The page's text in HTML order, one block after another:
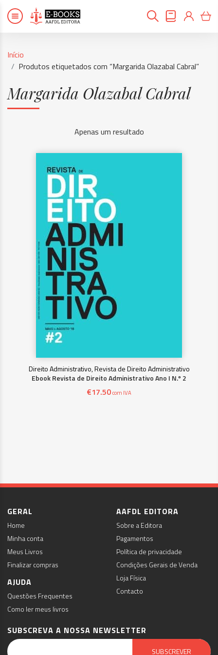
Início
Produtos etiquetados com “Margarida Olazabal Cabral”
Margarida Olazabal Cabral
Apenas um resultado
Direito Administrativo, Revista de Direito Administrativo
Ebook Revista de Direito Administrativo Ano I N.º 2
€17.50com IVA
GERAL
Home
Minha conta
Meus Livros
Finalizar compras
AJUDA
Questões Frequentes
Como ler meus livros
AAFDL EDITORA
Sobre a Editora
Pagamentos
Política de privacidade
Condições Gerais de Venda
Loja Física
Contacto
SUBSCREVA A NOSSA NEWSLETTER
SUBSCREVER
Email Marketing by E-goi